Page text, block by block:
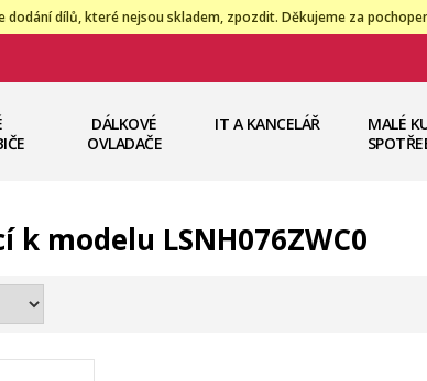
dodání dílů, které nejsou skladem, zpozdit. Děkujeme za
DÁLKOVÉ
OVLADAČE
IT A KANCELÁŘ
MALÉ
modelu LSNH076ZWC0